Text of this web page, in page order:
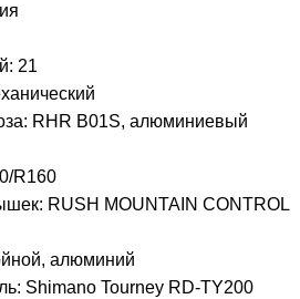
21
RHR B01S, алюминиевый
R160
RUSH MOUNTAIN CONTROL
алюминий
Shimano Tourney RD-TY200